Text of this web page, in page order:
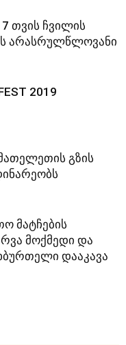
თვის ჩვილის
არასრულწლოვანი
2019
გზის
მატჩების
მოქმედი და
დააკავა